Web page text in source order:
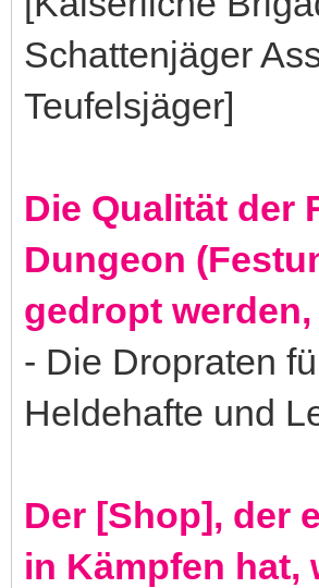
Schattenjäger
Teufelsjäger]
Die Qualität der
Dungeon
gedropt
- Die Dropraten
Heldehafte und
Der [Shop], der
in Kämpfen hat,